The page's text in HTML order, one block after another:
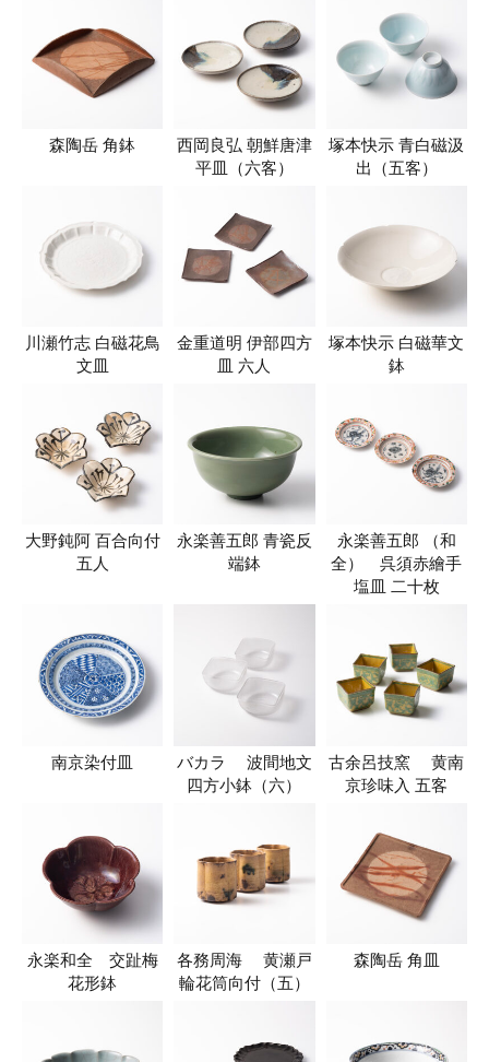
森陶岳 角鉢
西岡良弘 朝鮮唐津
平皿（六客）
塚本快示 青白磁汲
出（五客）
川瀬竹志 白磁花鳥
文皿
金重道明 伊部四方
皿 六人
塚本快示 白磁華文
鉢
大野鈍阿 百合向付
五人
永楽善五郎 青瓷反
端鉢
永楽善五郎 （和
全） 呉須赤繪手
塩皿 二十枚
南京染付皿
バカラ 波間地文
四方小鉢（六）
古余呂技窯 黄南
京珍味入 五客
永楽和全 交趾梅
花形鉢
各務周海 黄瀬戸
輪花筒向付（五）
森陶岳 角皿